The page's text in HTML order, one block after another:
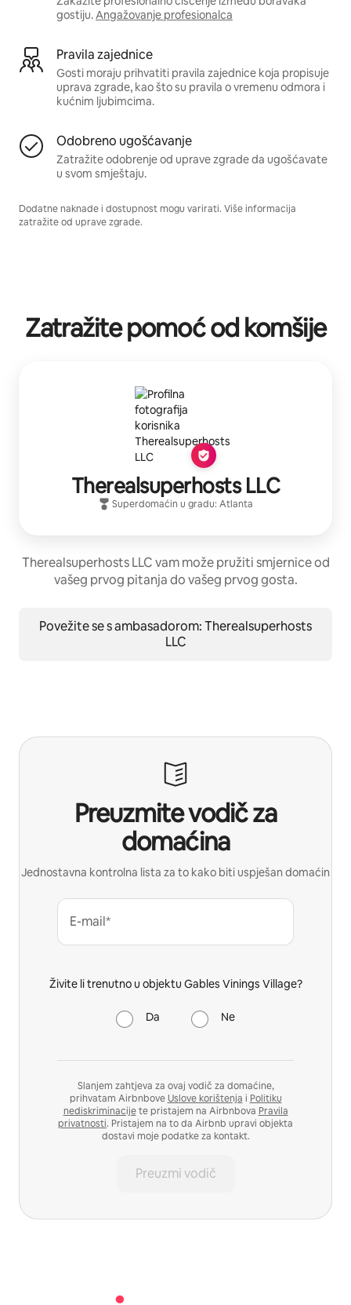
gostiju.Angažovanje profesionalca
Pravila zajednice
Gosti moraju prihvatiti pravila zajednice koja propisuje
uprava zgrade, kao što su pravila o vremenu odmora i
kućnim ljubimcima.
Odobreno ugošćavanje
Zatražite odobrenje od uprave zgrade da ugošćavate
u svom smještaju.
Dodatne naknade i dostupnost mogu varirati. Više informacija
zatražite od uprave zgrade.
Zatražite pomoć od komšije
Therealsuperhosts LLC
Superdomaćin u gradu: Atlanta
Therealsuperhosts LLC vam može pružiti smjernice od
vašeg prvog pitanja do vašeg prvog gosta.
Povežite se s ambasadorom: Therealsuperhosts
LLC
Preuzmite vodič za
domaćina
Jednostavna kontrolna lista za to kako biti uspješan domaćin
E-mail*
Živite li trenutno u objektu Gables Vinings Village?
Da Ne
Slanjem zahtjeva za ovaj vodič za domaćine,
prihvatam AirbnboveUslove korištenja i Politiku
nediskriminacijete pristajem na Airbnbova Pravila
privatnosti. Pristajem na to da Airbnb upravi objekta
dostavi moje podatke za kontakt.
Preuzmi vodič